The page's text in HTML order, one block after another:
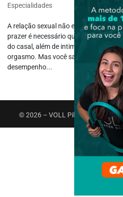
Especialidades
A relação sexual não envolve
prazer é necessário que haja
do casal, além de intimidade,
orgasmo. Mas você sabia que é
desempenho...
© 2026 – VOLL Pilates Group.